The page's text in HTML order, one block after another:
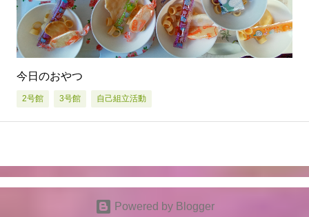
今日のおやつ
2号館 3号館 自己組立活動
Powered by Blogger